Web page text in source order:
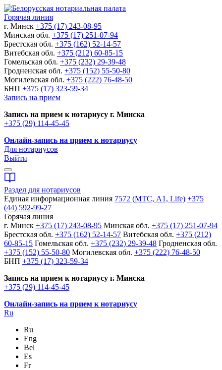
Горячая линия
г. Минск +375 (17) 243-08-95
Минская обл. +375 (17) 251-07-94
Брестская обл. +375 (162) 52-14-57
Витебская обл. +375 (212) 60-85-15
Гомельская обл. +375 (232) 29-39-48
Гродненская обл. +375 (152) 55-50-80
Могилевская обл. +375 (222) 76-48-50
БНП +375 (17) 323-59-34
Запись на прием
Запись на прием к нотариусу г. Минска
+375 (29) 114-45-45
Онлайн-запись на прием к нотариусу
Для нотариусов
Выйти
Раздел для нотариусов
Единая информационная линия 7572 (МТС, A1, Life) +375
(44) 592-99-27
Горячая линия
г. Минск +375 (17) 243-08-95 Минская обл. +375 (17) 251-07-94
Брестская обл. +375 (162) 52-14-57 Витебская обл. +375 (212)
60-85-15 Гомельская обл. +375 (232) 29-39-48 Гродненская обл.
+375 (152) 55-50-80 Могилевская обл. +375 (222) 76-48-50
БНП +375 (17) 323-59-34
Запись на прием к нотариусу г. Минска
+375 (29) 114-45-45
Онлайн-запись на прием к нотариусу
Ru
Ru
Eng
Bel
Es
Fr